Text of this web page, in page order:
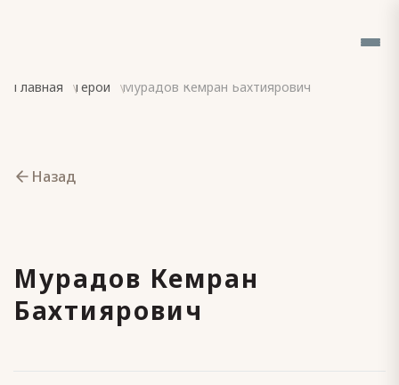
Главная Герои Мурадов Кемран Бахтиярович
Назад
Мурадов Кемран
Бахтиярович